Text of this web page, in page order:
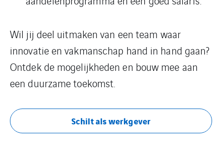
Wil jij deel uitmaken van een team waar
innovatie en vakmanschap hand in hand gaan?
Ontdek de mogelijkheden en bouw mee aan
een duurzame toekomst.
Schilt als werkgever